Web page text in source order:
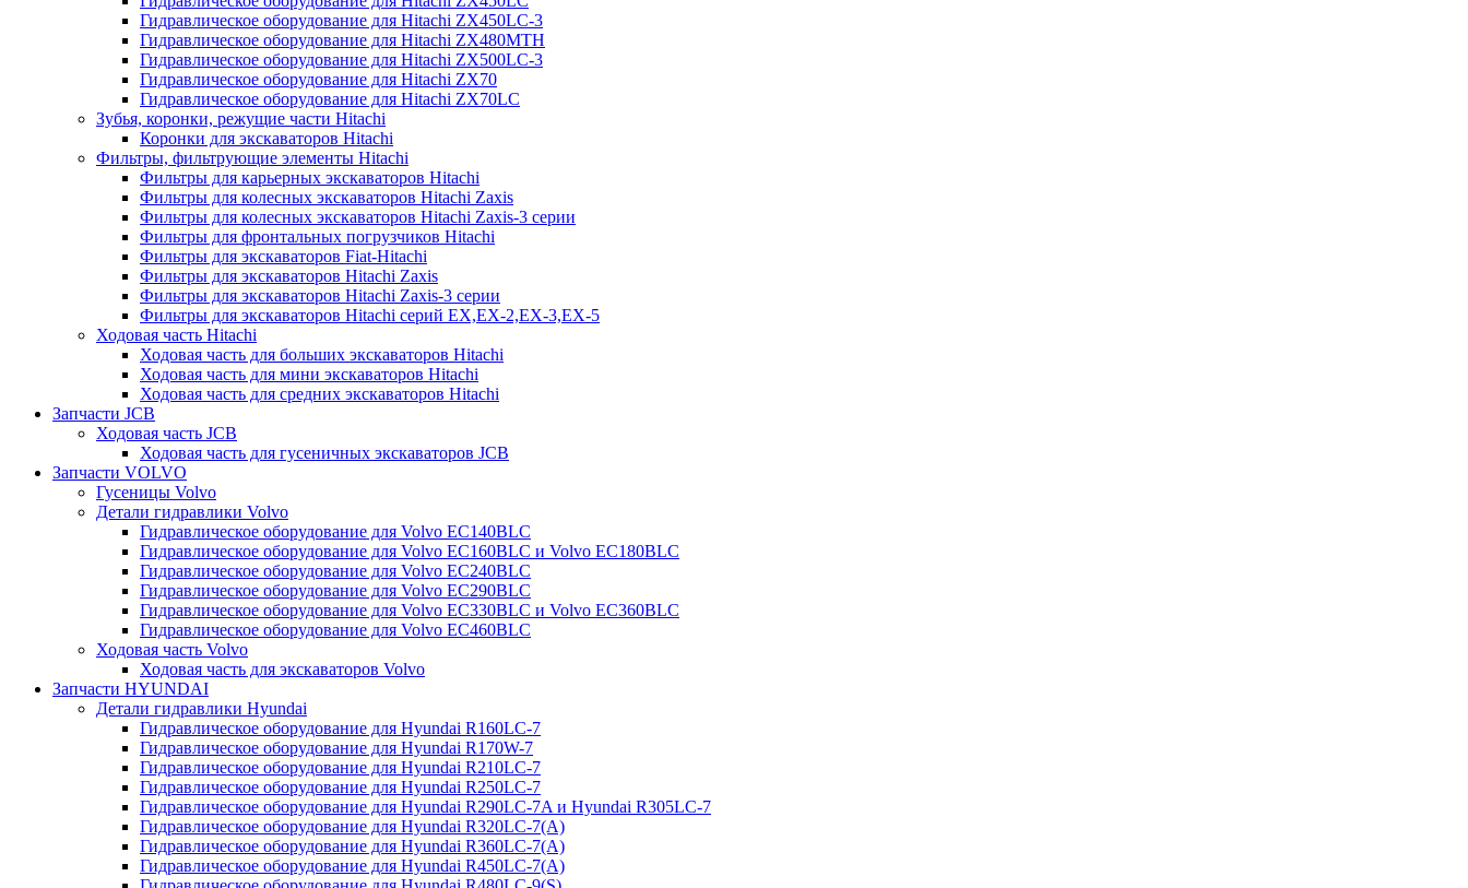
Гидравлическое оборудование для Hitachi ZX450LC-3
Гидравлическое оборудование для Hitachi ZX480MTH
Гидравлическое оборудование для Hitachi ZX500LC-3
Гидравлическое оборудование для Hitachi ZX70
Гидравлическое оборудование для Hitachi ZX70LC
Зубья, коронки, режущие части Hitachi
Коронки для экскаваторов Hitachi
Фильтры, фильтрующие элементы Hitachi
Фильтры для карьерных экскаваторов Hitachi
Фильтры для колесных экскаваторов Hitachi Zaxis
Фильтры для колесных экскаваторов Hitachi Zaxis-3 серии
Фильтры для фронтальных погрузчиков Hitachi
Фильтры для экскаваторов Fiat-Hitachi
Фильтры для экскаваторов Hitachi Zaxis
Фильтры для экскаваторов Hitachi Zaxis-3 серии
Фильтры для экскаваторов Hitachi серий EX,EX-2,EX-3,EX-5
Ходовая часть Hitachi
Ходовая часть для больших экскаваторов Hitachi
Ходовая часть для мини экскаваторов Hitachi
Ходовая часть для средних экскаваторов Hitachi
Запчасти JCB
Ходовая часть JCB
Ходовая часть для гусеничных экскаваторов JCB
Запчасти VOLVO
Гусеницы Volvo
Детали гидравлики Volvo
Гидравлическое оборудование для Volvo EC140BLC
Гидравлическое оборудование для Volvo EC160BLC и Volvo EC180BLC
Гидравлическое оборудование для Volvo EC240BLC
Гидравлическое оборудование для Volvo EC290BLC
Гидравлическое оборудование для Volvo EC330BLC и Volvo EC360BLC
Гидравлическое оборудование для Volvo EC460BLC
Ходовая часть Volvo
Ходовая часть для экскаваторов Volvo
Запчасти HYUNDAI
Детали гидравлики Hyundai
Гидравлическое оборудование для Hyundai R160LC-7
Гидравлическое оборудование для Hyundai R170W-7
Гидравлическое оборудование для Hyundai R210LC-7
Гидравлическое оборудование для Hyundai R250LC-7
Гидравлическое оборудование для Hyundai R290LC-7A и Hyundai R305LC-7
Гидравлическое оборудование для Hyundai R320LC-7(A)
Гидравлическое оборудование для Hyundai R360LC-7(A)
Гидравлическое оборудование для Hyundai R450LC-7(A)